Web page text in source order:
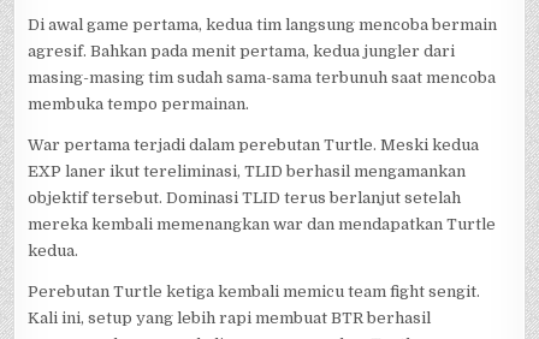
Di awal game pertama, kedua tim langsung mencoba bermain
agresif. Bahkan pada menit pertama, kedua jungler dari
masing-masing tim sudah sama-sama terbunuh saat mencoba
membuka tempo permainan.
War pertama terjadi dalam perebutan Turtle. Meski kedua
EXP laner ikut tereliminasi, TLID berhasil mengamankan
objektif tersebut. Dominasi TLID terus berlanjut setelah
mereka kembali memenangkan war dan mendapatkan Turtle
kedua.
Perebutan Turtle ketiga kembali memicu team fight sengit.
Kali ini, setup yang lebih rapi membuat BTR berhasil